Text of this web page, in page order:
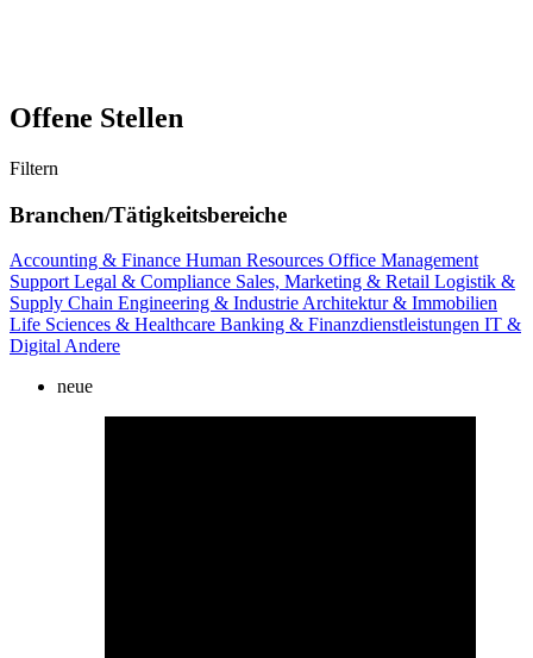
Offene Stellen
Filtern
Branchen/Tätigkeitsbereiche
Accounting & Finance Human Resources Office Management
SupportLegal & Compliance Sales, Marketing & Retail Logistik &
Supply Chain Engineering & IndustrieArchitektur & Immobilien
Life Sciences & Healthcare Banking & Finanzdienstleistungen IT &
DigitalAndere
neue